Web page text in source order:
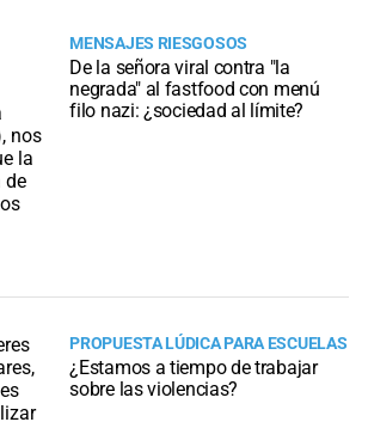
MENSAJES RIESGOSOS
De la señora viral contra "la
negrada" al fastfood con menú
filo nazi: ¿sociedad al límite?
PROPUESTA LÚDICA PARA ESCUELAS
¿Estamos a tiempo de trabajar
sobre las violencias?